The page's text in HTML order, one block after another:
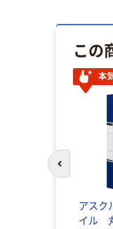
この
本
アスク
イル
前のスライド